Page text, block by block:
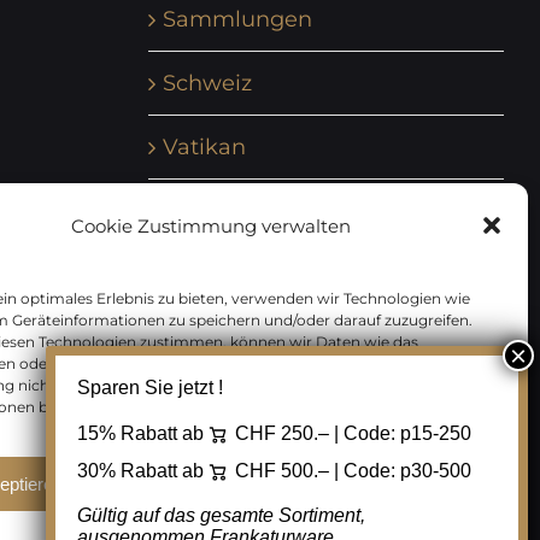
Cookie Zustimmung verwalten
optimales Erlebnis zu bieten, verwenden wir Technologien wie
Geräteinformationen zu speichern und/oder darauf zuzugreifen.
Technologien zustimmen, können wir Daten wie das
oder eindeutige IDs auf dieser Website verarbeiten. Wenn Sie Ihre
nicht erteilen oder zurückziehen, können bestimmte Merkmale
beeinträchtigt werden.
Ablehnen Cookie Einstellungen
Sammlungen
Schweiz
Vatikan
Zensurbelege Österreich
Zensurbelege Schweiz
Sparen Sie jetzt !
15% Rabatt ab CHF 250.– | Code: p15-250
30% Rabatt ab
CHF 500.– | Code: p30-500
Gültig auf das gesamte Sortiment,